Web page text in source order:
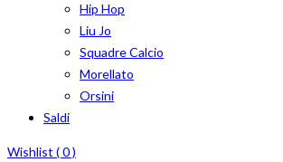
Hip Hop
Liu Jo
Squadre Calcio
Morellato
Orsini
Saldi
Wishlist (0)